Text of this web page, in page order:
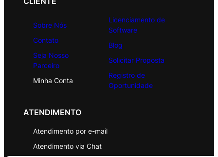
Sobre Nós
Contato
Seja Nosso
Parceiro
Minha Conta
Licenciamento de
Software
Blog
Solicitar Proposta
Registro de
Oportunidade
ATENDIMENTO
Atendimento por e-mail
Atendimento via Chat